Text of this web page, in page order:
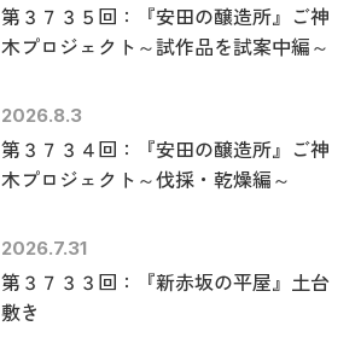
第３７３５回：『安田の醸造所』ご神
木プロジェクト～試作品を試案中編～
2026.8.3
第３７３４回：『安田の醸造所』ご神
木プロジェクト～伐採・乾燥編～
2026.7.31
第３７３３回：『新赤坂の平屋』土台
敷き